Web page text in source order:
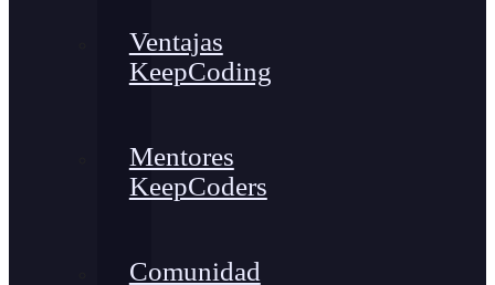
Ventajas
KeepCoding
Mentores
KeepCoders
Comunidad